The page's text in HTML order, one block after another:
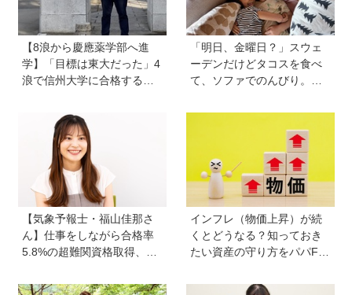
編】
【8浪から慶應薬学部へ進
学】「目標は東大だった」4
浪で信州大学に合格するも1
た理由、今思うことは「学
歴は人の一部にしかすぎな
い」《慶應生よしださん｜
後編》
「明日、金曜日？」スウェ
ーデンだけどタコスを食べ
て、ソファでのんびり。小
【北欧パパと日本で子育てv
【気象予報士・福山佳那さ
ん】仕事をしながら合格率
5.8%の超難関資格取得、さ
できる場所」をつくってく
インフレ（物価上昇）が続
くとどうなる？知っておき
たい資産の守り方をパパFP